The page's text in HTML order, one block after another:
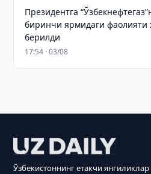
Президентга
биринчи ярмидаги фаолияти
берилди
17:54 · 03/08
Ўзбекистоннинг етакчи